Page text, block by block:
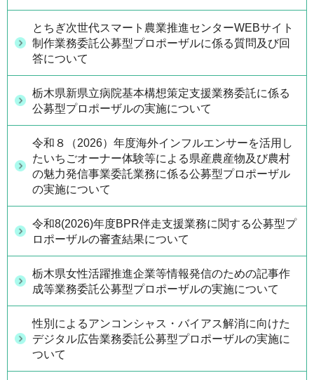
とちぎ次世代スマート農業推進センターWEBサイト
制作業務委託公募型プロポーザルに係る質問及び回
答について
栃木県新県立病院基本構想策定支援業務委託に係る
公募型プロポーザルの実施について
令和８（2026）年度海外インフルエンサーを活用し
たいちごオーナー体験等による県産農産物及び農村
の魅力発信事業委託業務に係る公募型プロポーザル
の実施について
令和8(2026)年度BPR伴走支援業務に関する公募型プ
ロポーザルの審査結果について
栃木県女性活躍推進企業等情報発信のための記事作
成等業務委託公募型プロポーザルの実施について
性別によるアンコンシャス・バイアス解消に向けた
デジタル広告業務委託公募型プロポーザルの実施に
ついて